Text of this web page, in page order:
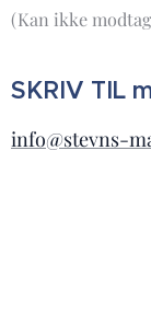
(Kan ikke
SKRIV TIL
info@stevns-